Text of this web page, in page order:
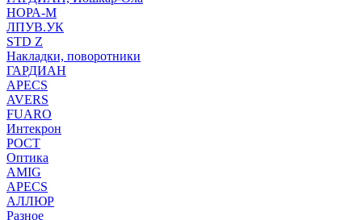
НОРА-М
ЛПУВ.УК
STD Z
Накладки, поворотники
ГАРДИАН
APECS
AVERS
FUARO
Интекрон
РОСТ
Оптика
AMIG
APECS
АЛЛЮР
Разное